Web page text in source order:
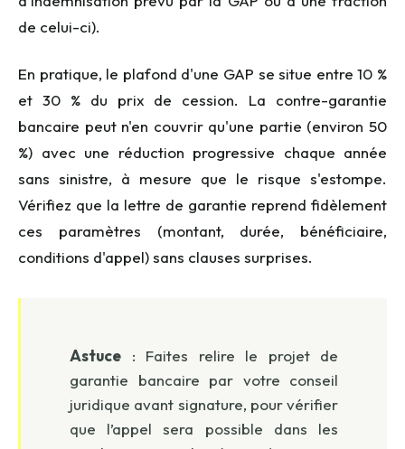
de celui-ci).
En pratique, le plafond d'une GAP se situe entre 10 %
et 30 % du prix de cession. La contre-garantie
bancaire peut n'en couvrir qu'une partie (environ 50
%) avec une réduction progressive chaque année
sans sinistre, à mesure que le risque s'estompe.
Vérifiez que la lettre de garantie reprend fidèlement
ces paramètres (montant, durée, bénéficiaire,
conditions d'appel) sans clauses surprises.
Astuce : Faites relire le projet de
garantie bancaire par votre conseil
juridique avant signature, pour vérifier
que l’appel sera possible dans les